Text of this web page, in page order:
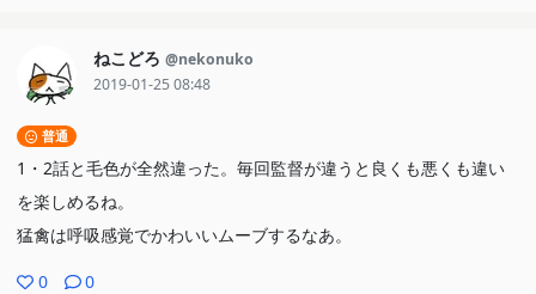
ねこどろ @nekonuko
2019-01-25 08:48
普通
1・2話と毛色が全然違った。毎回監督が違うと良くも悪くも違い
を楽しめるね。
猛禽は呼吸感覚でかわいいムーブするなあ。
0 0